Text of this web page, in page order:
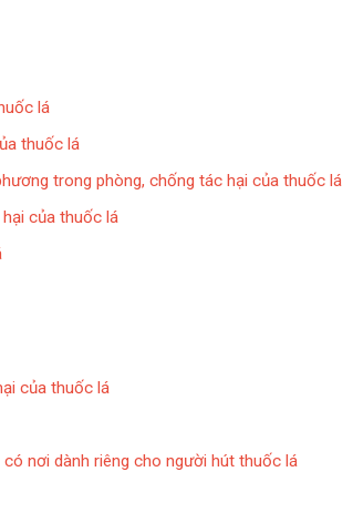
lá
thuốc lá
trong phòng, chống tác hại của thuốc lá
của thuốc lá
của thuốc lá
nơi dành riêng cho người hút thuốc lá